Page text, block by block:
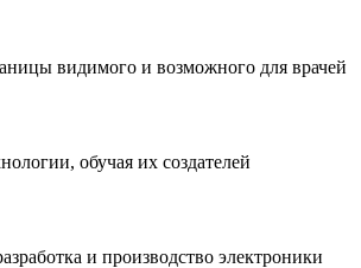
видимого и возможного для врачей
обучая их создателей
и производство электроники